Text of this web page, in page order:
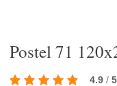
Postel 71
4.9 / 5